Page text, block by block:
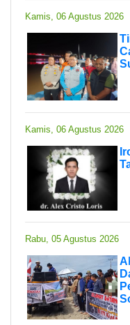
Kamis, 06 Agustus 2026
Kamis, 06 Agustus 2026
Rabu, 05 Agustus 2026